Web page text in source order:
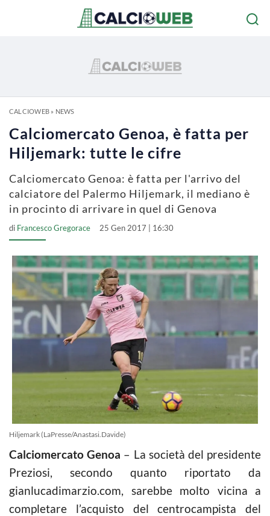
CALCIOWEB» NEWS
Calciomercato Genoa, è fatta per
Hiljemark: tutte le cifre
Calciomercato Genoa: è fatta per l'arrivo del
calciatore del Palermo Hiljemark, il mediano è
in procinto di arrivare in quel di Genova
di Francesco Gregorace 25 Gen 2017 | 16:30
Hiljemark (LaPresse/Anastasi.Davide)
Calciomercato Genoa – La società del presidente
Preziosi, secondo quanto riportato da
gianlucadimarzio.com, sarebbe molto vicina a
completare l’acquisto del centrocampista del